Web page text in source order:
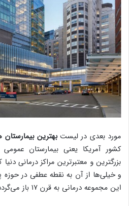
مورد بعدی در لیستبهترین
کشور آمریکا یعنی بیمارستان
بزرگترین و معتبرترین مراکز درمانی
و خیلی‌ها از آن به نقطه عطفی در حوزه
این مجموعه درمانی به قرن ۱۷ باز می‌گردد.